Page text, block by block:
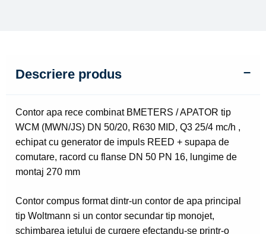
Descriere produs
Contor apa rece combinat BMETERS / APATOR tip
WCM (MWN/JS) DN 50/20, R630 MID, Q3 25/4 mc/h ,
echipat cu generator de impuls REED + supapa de
comutare, racord cu flanse DN 50 PN 16, lungime de
montaj 270 mm
Contor compus format dintr-un contor de apa principal
tip Woltmann si un contor secundar tip monojet,
schimbarea jetului de curgere efectandu-se printr-o